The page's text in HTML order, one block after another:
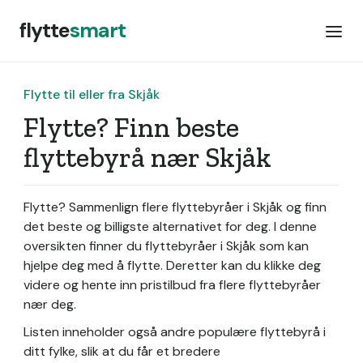
flyttesmart
Flytte til eller fra Skjåk
Flytte? Finn beste
flyttebyrå nær Skjåk
Flytte? Sammenlign flere flyttebyråer i Skjåk og finn
det beste og billigste alternativet for deg. I denne
oversikten finner du flyttebyråer i Skjåk som kan
hjelpe deg med å flytte. Deretter kan du klikke deg
videre og hente inn pristilbud fra flere flyttebyråer
nær deg.
Listen inneholder også andre populære flyttebyrå i
ditt fylke, slik at du får et bredere